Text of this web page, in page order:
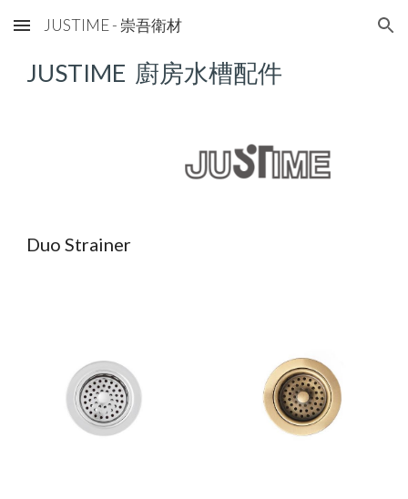
Skip to main content Skip to navigation
JUSTIME - 崇吾衛材
JUSTIME 廚房水槽配件
Duo Strainer